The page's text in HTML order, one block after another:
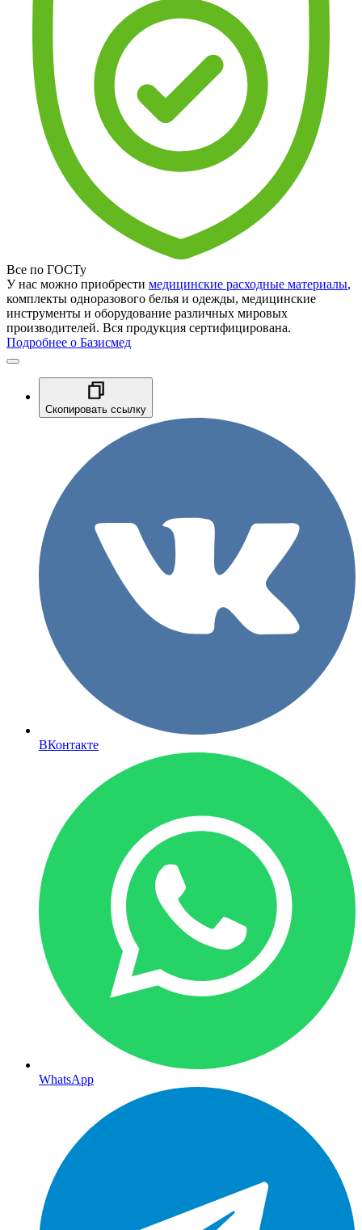
Все по ГОСТу
У нас можно приобрести медицинские расходные материалы,
комплекты одноразового белья и одежды, медицинские
инструменты и оборудование различных мировых
производителей. Вся продукция сертифицирована.
Подробнее о Базисмед
Скопировать ссылку
ВКонтакте
WhatsApp